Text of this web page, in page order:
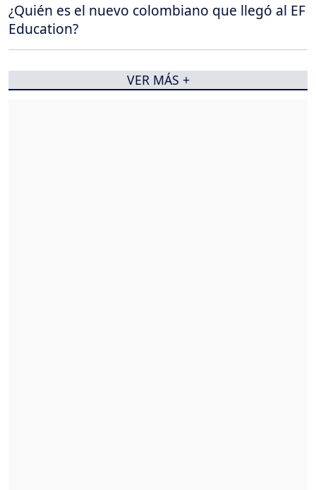
¿Quién es el nuevo colombiano que llegó al EF
Education?
VER MÁS +